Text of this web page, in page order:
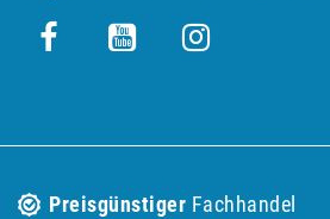
Preisgünstiger Fachhandel